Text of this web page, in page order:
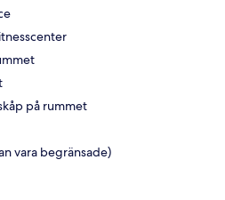
på rummet
vara begränsade)